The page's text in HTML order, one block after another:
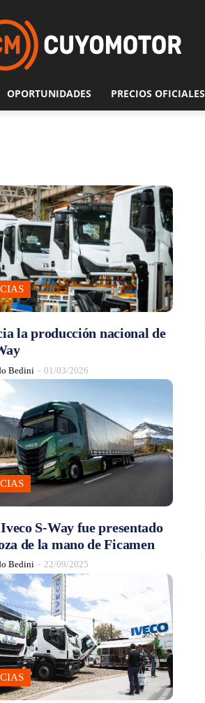
OPORTUNIDADES PRECIOS OFICIALES
la producción nacional de
Bedini - 01/03/2026
S-Way fue presentado
de la mano de Ficamen
Bedini - 22/09/2025